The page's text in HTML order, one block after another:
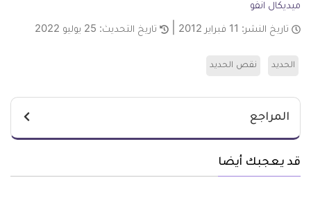
ميديكال انفو
تاريخ النشر: 11 فبراير 2012 تاريخ التحديث: 25 يوليو 2022
الحديد نقص الحديد
المراجع
قد يعجبك أيضا